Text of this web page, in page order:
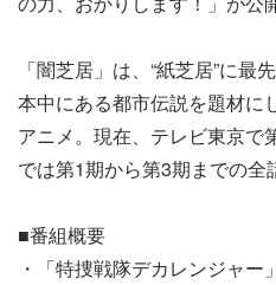
「闇芝居」は、“紙芝居”に最
本中にある都市伝説を題材に
アニメ。現在、テレビ東京で
では第1期から第3期までの全
■番組概要
・「特捜戦隊デカレンジャー